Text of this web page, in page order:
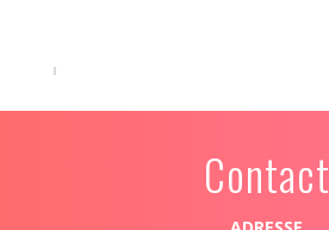
Contact